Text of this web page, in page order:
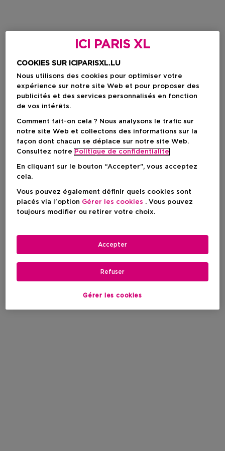
ICI PARIS XL
COOKIES SUR ICIPARISXL.LU
Nous utilisons des cookies pour optimiser votre
expérience sur notre site Web et pour proposer des
publicités et des services personnalisés en fonction
de vos intérêts.
Comment fait-on cela ? Nous analysons le trafic sur
notre site Web et collectons des informations sur la
façon dont chacun se déplace sur notre site Web.
Consultez notre Politique de confidentialite
En cliquant sur le bouton “Accepter”, vous acceptez
cela.
Vous pouvez également définir quels cookies sont
placés via l'option Gérer les cookies . Vous pouvez
toujours modifier ou retirer votre choix.
Gérer les cookies
Refuser
Accepter